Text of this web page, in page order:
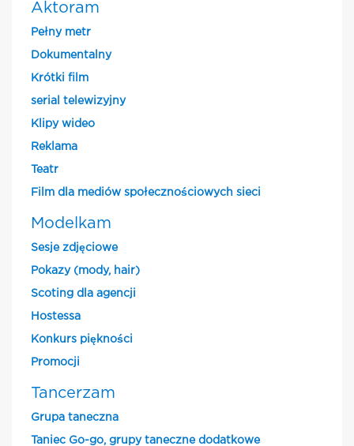
Aktoram
Pełny metr
Dokumentalny
Krótki film
serial telewizyjny
Klipy wideo
Reklama
Teatr
Film dla mediów społecznościowych sieci
Modelkam
Sesje zdjęciowe
Pokazy (mody, hair)
Scoting dla agencji
Hostessa
Konkurs piękności
Promocji
Tancerzam
Grupa taneczna
Taniec Go-go, grupy taneczne dodatkowe